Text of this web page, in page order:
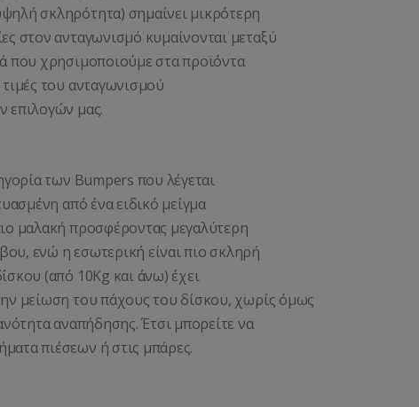
σκληρότητα) σημαίνει μικρότερη
στον ανταγωνισμό κυμαίνονται μεταξύ
που χρησιμοποιούμε στα προϊόντα
του ανταγωνισμού
επιλογών μας.
των Bumpers που λέγεται
από ένα ειδικό μείγμα
μαλακή προσφέροντας μεγαλύτερη
ενώ η εσωτερική είναι πιο σκληρή
(από 10Kg και άνω) έχει
μείωση του πάχους του δίσκου, χωρίς όμως
αναπήδησης. Έτσι μπορείτε να
πιέσεων ή στις μπάρες.